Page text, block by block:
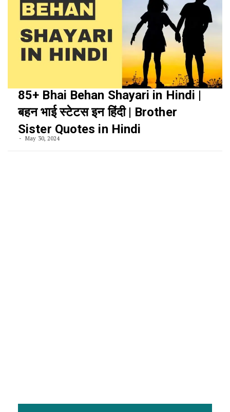
85+ Bhai Behan Shayari in Hindi |
बहन भाई स्टेटस इन हिंदी | Brother
Sister Quotes in Hindi
May 30, 2024